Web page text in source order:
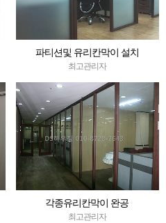
파티션및 유리칸막이 설치
최고관리자
각종유리칸막이 완공
최고관리자